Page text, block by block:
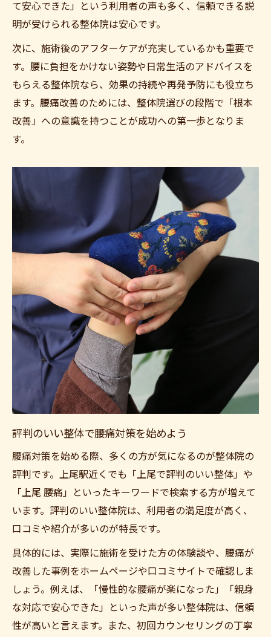
整体で女性が安心して通える環境づくり
女性専用整体の特徴と腰痛改善の実績
整体院の口コミで知る女性の安心ポイント
て安心できた」という利用者の声も多く、信頼できる説
明が受けられる整体院は安心です。
次に、施術後のアフターケアが充実しているかも重要で
す。腰に負担をかけない姿勢や日常生活のアドバイスを
もらえる整体院なら、効果の持続や再発予防にも役立ち
ます。腰痛改善のためには、整体院選びの段階で「根本
改善」への意識を持つことが成功への第一歩となりま
す。
評判のいい整体で腰痛対策を始めよう
腰痛対策を始める際、多くの方が気になるのが整体院の
評判です。上尾駅近くでも「上尾で評判のいい整体」や
「上尾 腰痛」といったキーワードで検索する方が増えて
います。評判のいい整体院は、利用者の満足度が高く、
口コミや紹介が多いのが特長です。
具体的には、実際に施術を受けた方の体験談や、腰痛が
改善した事例をホームページや口コミサイトで確認しま
しょう。例えば、「慢性的な腰痛が楽になった」「親身
な対応で安心できた」といった声が多い整体院は、信頼
性が高いと言えます。また、初回カウンセリングの丁寧